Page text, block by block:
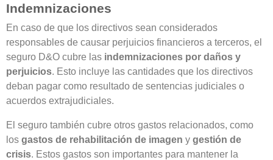
Indemnizaciones
En caso de que los directivos sean considerados
responsables de causar perjuicios financieros a terceros, el
seguro D&O cubre las indemnizaciones por daños y
perjuicios. Esto incluye las cantidades que los directivos
deban pagar como resultado de sentencias judiciales o
acuerdos extrajudiciales.
El seguro también cubre otros gastos relacionados, como
los gastos de rehabilitación de imagen y gestión de
crisis. Estos gastos son importantes para mantener la